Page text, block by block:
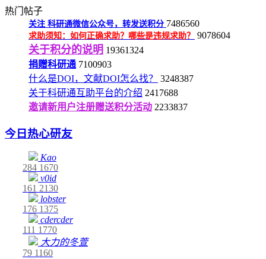
热门帖子
关注 科研通微信公众号，转发送积分 7486560
求助须知：如何正确求助？哪些是违规求助？ 9078604
关于积分的说明 19361324
捐赠科研通 7100903
什么是DOI，文献DOI怎么找？
3248387
关于科研通互助平台的介绍 2417688
邀请新用户注册赠送积分活动 2233837
今日热心研友
Kao
284 1670
v0id
161 2130
lobster
176 1375
cdercder
111 1770
大力的冬萱
79 1160